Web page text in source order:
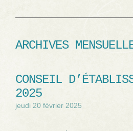
ARCHIVES
CONSEIL
2025
jeudi 20 février 2025